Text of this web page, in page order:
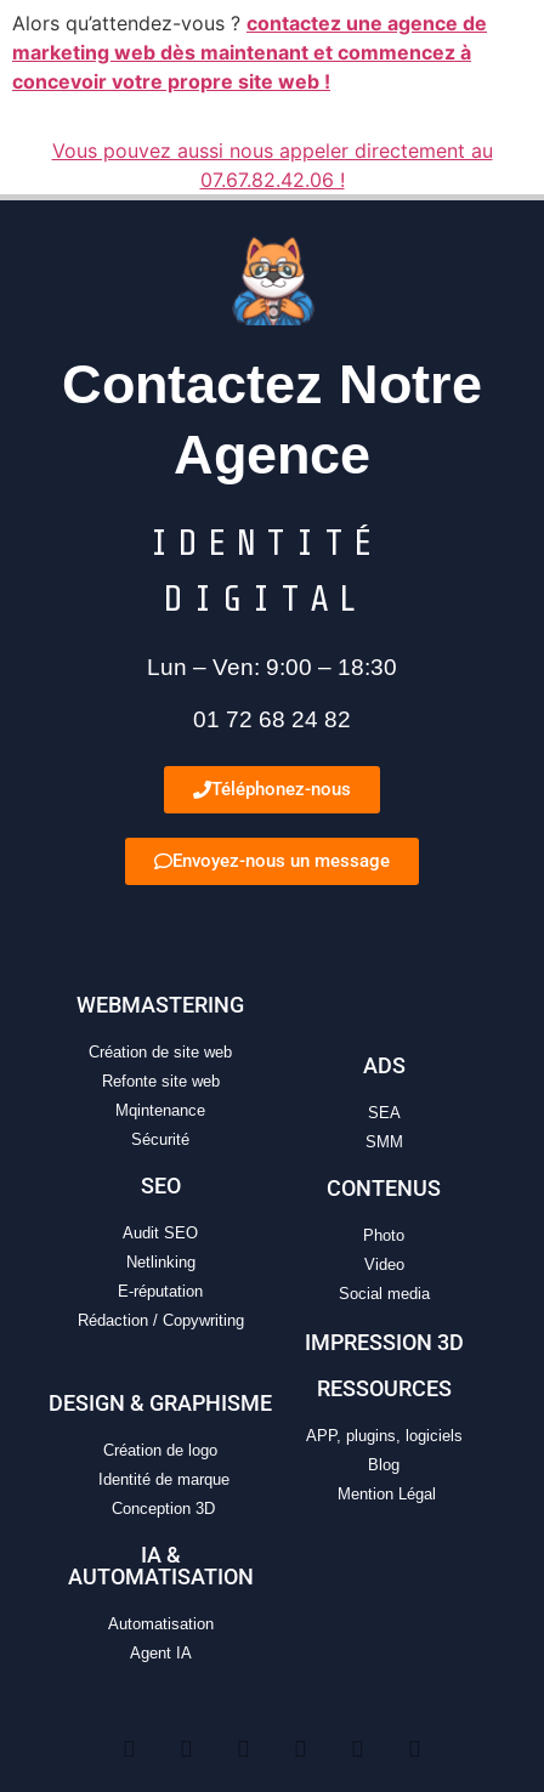
Alors qu’attendez-vous ? contactez une agence de
marketing web dès maintenant et commencez à
concevoir votre propre site web !
Vous pouvez aussi nous appeler directement au
07.67.82.42.06 !
Contactez Notre
Agence
I D E N T I T É
D I G I T A L
Lun – Ven: 9:00 – 18:30
01 72 68 24 82
Téléphonez-nous
Envoyez-nous un message
WEBMASTERING
Création de site web
Refonte site web
Mqintenance
Sécurité
SEO
Audit SEO
Netlinking
E-réputation
Rédaction / Copywriting
ADS
SEA
SMM
CONTENUS
Photo
Video
Social media
DESIGN & GRAPHISME
Création de logo
Identité de marque
Conception 3D
IA &
AUTOMATISATION
Automatisation
Agent IA
IMPRESSION 3D
RESSOURCES
APP, plugins, logiciels
Blog
Mention Légal